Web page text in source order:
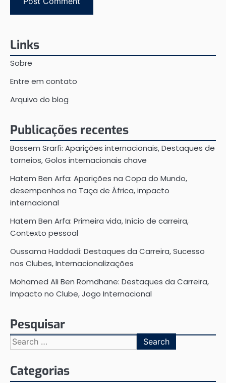
Links
Sobre
Entre em contato
Arquivo do blog
Publicações recentes
Bassem Srarfi: Aparições internacionais, Destaques de
torneios, Golos internacionais chave
Hatem Ben Arfa: Aparições na Copa do Mundo,
desempenhos na Taça de África, impacto
internacional
Hatem Ben Arfa: Primeira vida, Início de carreira,
Contexto pessoal
Oussama Haddadi: Destaques da Carreira, Sucesso
nos Clubes, Internacionalizações
Mohamed Ali Ben Romdhane: Destaques da Carreira,
Impacto no Clube, Jogo Internacional
Pesquisar
Search
for:
Categorias